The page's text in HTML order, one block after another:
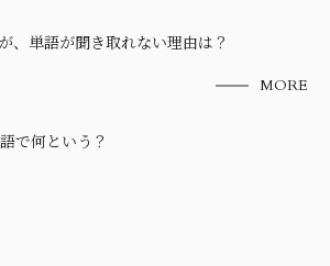
、単語が聞き取れない理由は？
MORE